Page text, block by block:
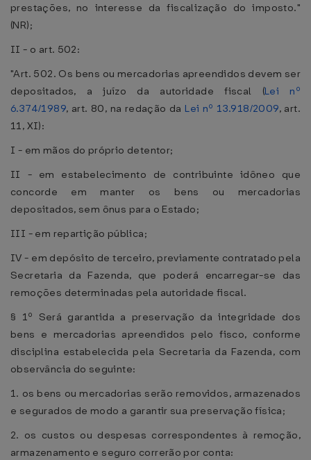
prestações, no interesse da fiscalização do imposto."
(NR);
II - o art. 502:
"Art. 502. Os bens ou mercadorias apreendidos devem ser
depositados, a juízo da autoridade fiscal (Lei nº
6.374/1989, art. 80, na redação da Lei nº 13.918/2009, art.
11, XI):
I - em mãos do próprio detentor;
II - em estabelecimento de contribuinte idôneo que
concorde em manter os bens ou mercadorias
depositados, sem ônus para o Estado;
III - em repartição pública;
IV - em depósito de terceiro, previamente contratado pela
Secretaria da Fazenda, que poderá encarregar-se das
remoções determinadas pela autoridade fiscal.
§ 1º Será garantida a preservação da integridade dos
bens e mercadorias apreendidos pelo fisco, conforme
disciplina estabelecida pela Secretaria da Fazenda, com
observância do seguinte:
1. os bens ou mercadorias serão removidos, armazenados
e segurados de modo a garantir sua preservação física;
2. os custos ou despesas correspondentes à remoção,
armazenamento e seguro correrão por conta: